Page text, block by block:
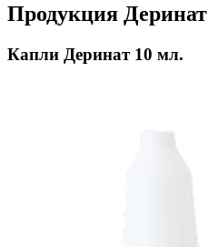
Продукция Деринат
Капли Деринат 10 мл.